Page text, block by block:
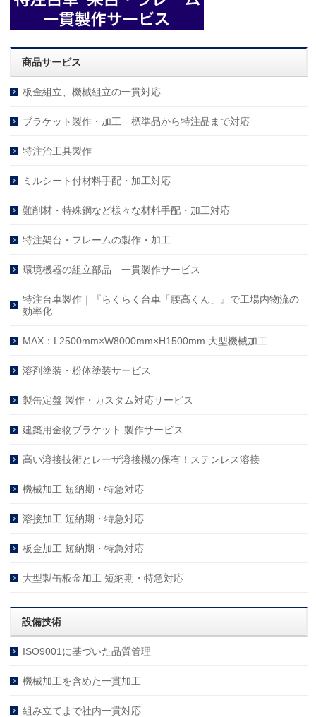
商品サービス
板金組立、機械組立の一貫対応
ブラケット製作・加工 標準品から特注品まで対応
特注治工具製作
ミルシート付材料手配・加工対応
難削材・特殊鋼など様々な材料手配・加工対応
特注架台・フレームの製作・加工
環境機器の組立部品 一貫製作サービス
特注台車製作｜『らくらく台車「腰高くん」』で工場内物流の
効率化
MAX：L2500mm×W8000mm×H1500mm 大型機械加工
溶剤塗装・粉体塗装サービス
製缶定盤 製作・カスタム対応サービス
建築用金物ブラケット 製作サービス
高い溶接技術とレーザ溶接機の保有！ステンレス溶接
機械加工 短納期・特急対応
溶接加工 短納期・特急対応
板金加工 短納期・特急対応
大型製缶板金加工 短納期・特急対応
設備技術
ISO9001に基づいた品質管理
機械加工を含めた一貫加工
組み立てまで社内一貫対応